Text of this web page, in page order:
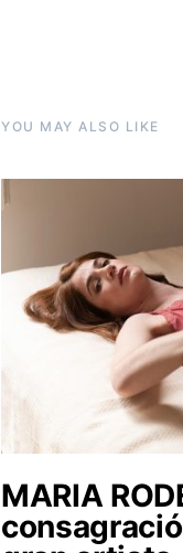
YOU MAY ALSO LIKE
MARIA